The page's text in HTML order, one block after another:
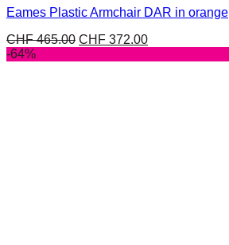
Eames Plastic Armchair DAR in orange
CHF465.00 CHF 372.00
-64%